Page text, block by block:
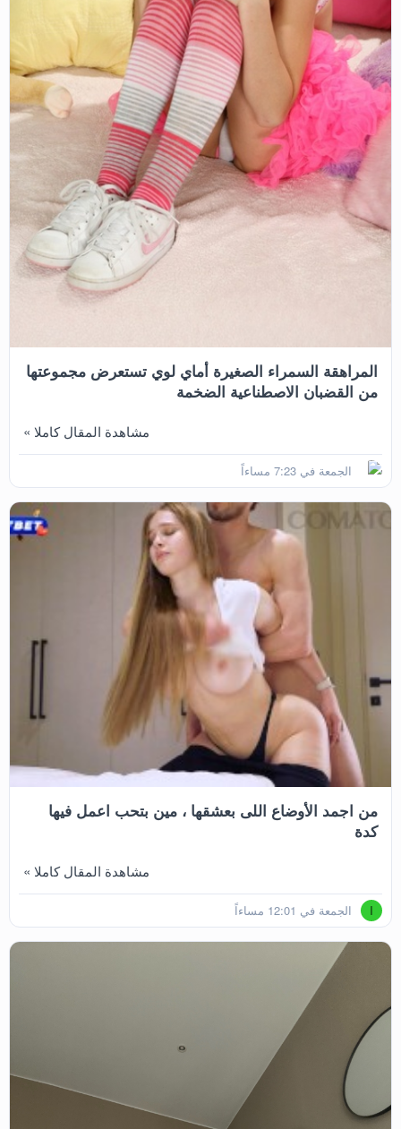
المراهقة السمراء الصغيرة أماي لوي تستعرض مجموعتها
من القضبان الاصطناعية الضخمة
مشاهدة المقال كاملا »
الجمعة في 7:23 مساءاً
من اجمد الأوضاع اللى بعشقها ، مين بتحب اعمل فيها
كدة
مشاهدة المقال كاملا »
I الجمعة في 12:01 مساءاً